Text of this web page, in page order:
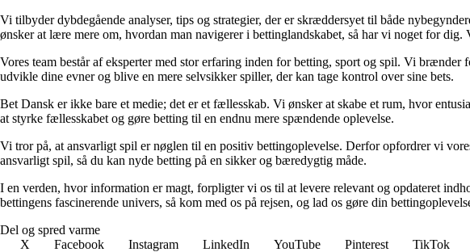
Vi tilbyder dybdegående analyser, tips og strategier, der er skræddersyet til både
ønsker at lære mere om, hvordan man navigerer i bettinglandskabet, så har vi noget for
Vores team består af eksperter med stor erfaring inden for betting, sport og spil. Vi
udvikle dine evner og blive en mere selvsikker spiller, der kan tage kontrol over sine bets.
Bet Dansk er ikke bare et medie; det er et fællesskab. Vi ønsker at skabe et rum, hvor
at styrke fællesskabet og gøre betting til en endnu mere spændende oplevelse.
Vi tror på, at ansvarligt spil er nøglen til en positiv bettingoplevelse. Derfor opfordrer vi
ansvarligt spil, så du kan nyde betting på en sikker og bæredygtig måde.
I en verden, hvor information er magt, forpligter vi os til at levere relevant og opdateret
bettingens fascinerende univers, så kom med os på rejsen, og lad os gøre din
Del og spred varme
X
Facebook Instagram LinkedIn YouTube Pinterest TikTok